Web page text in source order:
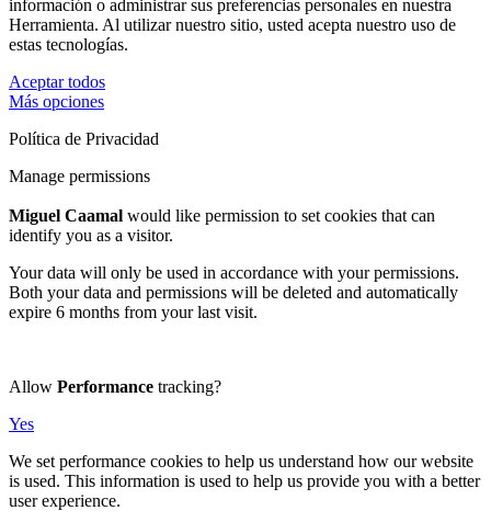
información o administrar sus preferencias personales en nuestra
Herramienta. Al utilizar nuestro sitio, usted acepta nuestro uso de
estas tecnologías.
Aceptar todos
Más opciones
Política de Privacidad
Manage permissions
Miguel Caamal would like permission to set cookies that can
identify you as a visitor.
Your data will only be used in accordance with your permissions.
Both your data and permissions will be deleted and automatically
expire 6 months from your last visit.
Allow Performance tracking?
Yes
We set performance cookies to help us understand how our website
is used. This information is used to help us provide you with a better
user experience.